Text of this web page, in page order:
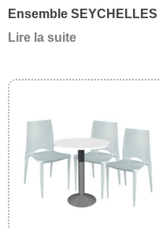
Ensemble SEYCHELLES
Lire la suite